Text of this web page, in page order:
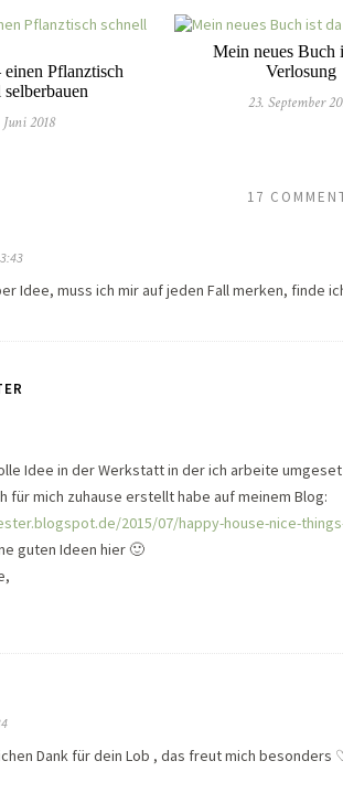
Pflanztisch
Juni 2018
Mein neues Buch
Verlosung
23. September
17
Idee, muss ich mir auf jeden Fall merken, finde
Idee in der Werkstatt in der ich arbeite
für mich zuhause erstellt habe auf meinem Blog:
2015/07/happy-house-nice-
guten Ideen hier 🙂
Dank für dein Lob , das freut mich besonders